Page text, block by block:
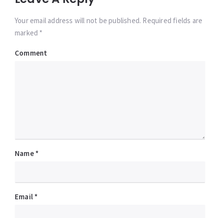
Your email address will not be published. Required fields are
marked *
Comment
Name *
Email *